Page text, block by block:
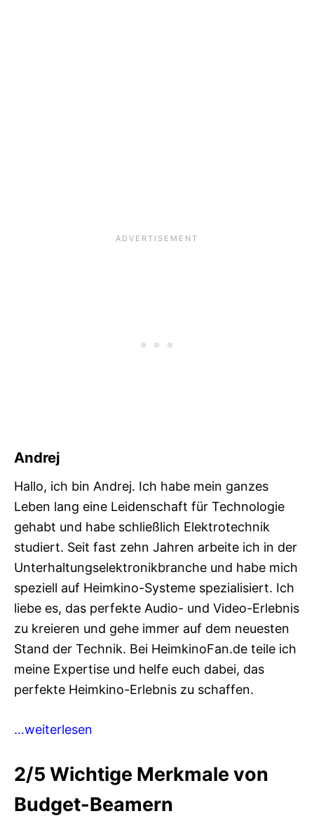
Andrej
Hallo, ich bin Andrej. Ich habe mein ganzes
Leben lang eine Leidenschaft für Technologie
gehabt und habe schließlich Elektrotechnik
studiert. Seit fast zehn Jahren arbeite ich in der
Unterhaltungselektronikbranche und habe mich
speziell auf Heimkino-Systeme spezialisiert. Ich
liebe es, das perfekte Audio- und Video-Erlebnis
zu kreieren und gehe immer auf dem neuesten
Stand der Technik. Bei HeimkinoFan.de teile ich
meine Expertise und helfe euch dabei, das
perfekte Heimkino-Erlebnis zu schaffen.
…weiterlesen
2/5 Wichtige Merkmale von
Budget-Beamern